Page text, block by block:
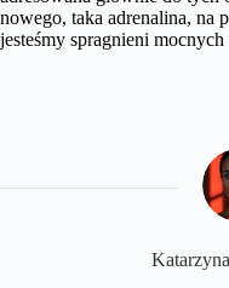
nowego, taka adrenalina, na
jesteśmy spragnieni mocnych